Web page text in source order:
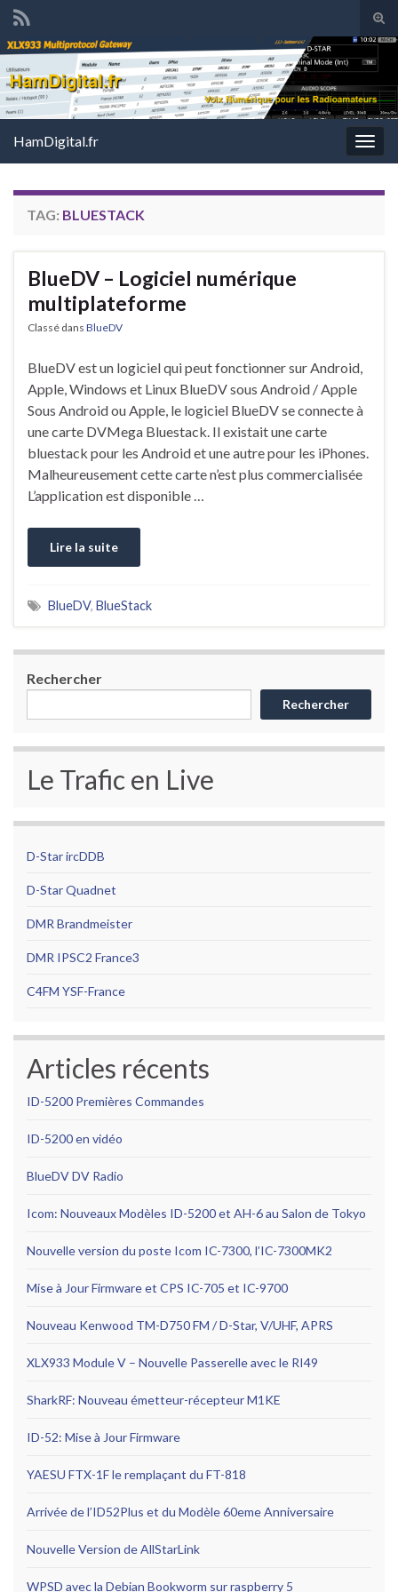
Search for:
HamDigital.fr
TAG: BLUESTACK
BlueDV – Logiciel numérique
multiplateforme
Classé dans BlueDV
BlueDV est un logiciel qui peut fonctionner sur Android,
Apple, Windows et Linux BlueDV sous Android / Apple
Sous Android ou Apple, le logiciel BlueDV se connecte à
une carte DVMega Bluestack. Il existait une carte
bluestack pour les Android et une autre pour les iPhones.
Malheureusement cette carte n’est plus commercialisée
L’application est disponible …
Lire la suite
BlueDV, BlueStack
Rechercher
Rechercher
Le Trafic en Live
D-Star ircDDB
D-Star Quadnet
DMR Brandmeister
DMR IPSC2 France3
C4FM YSF-France
Articles récents
ID-5200 Premières Commandes
ID-5200 en vidéo
BlueDV DV Radio
Icom: Nouveaux Modèles ID-5200 et AH-6 au Salon de Tokyo
Nouvelle version du poste Icom IC-7300, l’IC-7300MK2
Mise à Jour Firmware et CPS IC-705 et IC-9700
Nouveau Kenwood TM-D750 FM / D-Star, V/UHF, APRS
XLX933 Module V – Nouvelle Passerelle avec le RI49
SharkRF: Nouveau émetteur-récepteur M1KE
ID-52: Mise à Jour Firmware
YAESU FTX-1F le remplaçant du FT-818
Arrivée de l’ID52Plus et du Modèle 60eme Anniversaire
Nouvelle Version de AllStarLink
WPSD avec la Debian Bookworm sur raspberry 5